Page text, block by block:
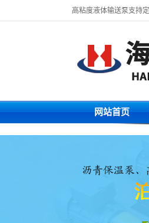
高粘度液体输送泵支持
网站首页